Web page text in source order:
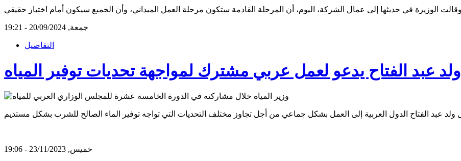
جمعة, 20/09/2024 - 19:21
التفاصيل
ولد عبد الفتاح يدعو لعمل عربي مشترك لمواجهة تحديات توفير المياه
خميس, 23/11/2023 - 19:06